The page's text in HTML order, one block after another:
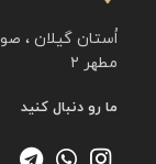
اُستان گیلان ،
مطهر ۲
ما رو دنبال کنید